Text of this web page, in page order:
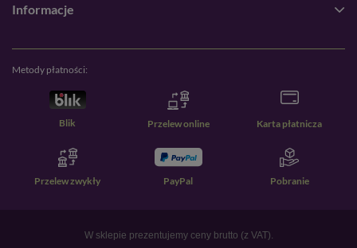
Informacje
Metody płatności:
Blik Przelew online Karta płatnicza
Przelew zwykły PayPal Pobranie
W sklepie prezentujemy ceny brutto (z VAT).